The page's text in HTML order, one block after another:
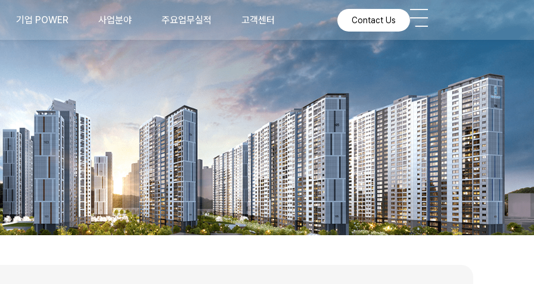
기업 POWER 사업분야 주요업무실적 고객센터 Contact Us
기업 POWER 사업분야 주요업무실적 고객센터 Contact Us